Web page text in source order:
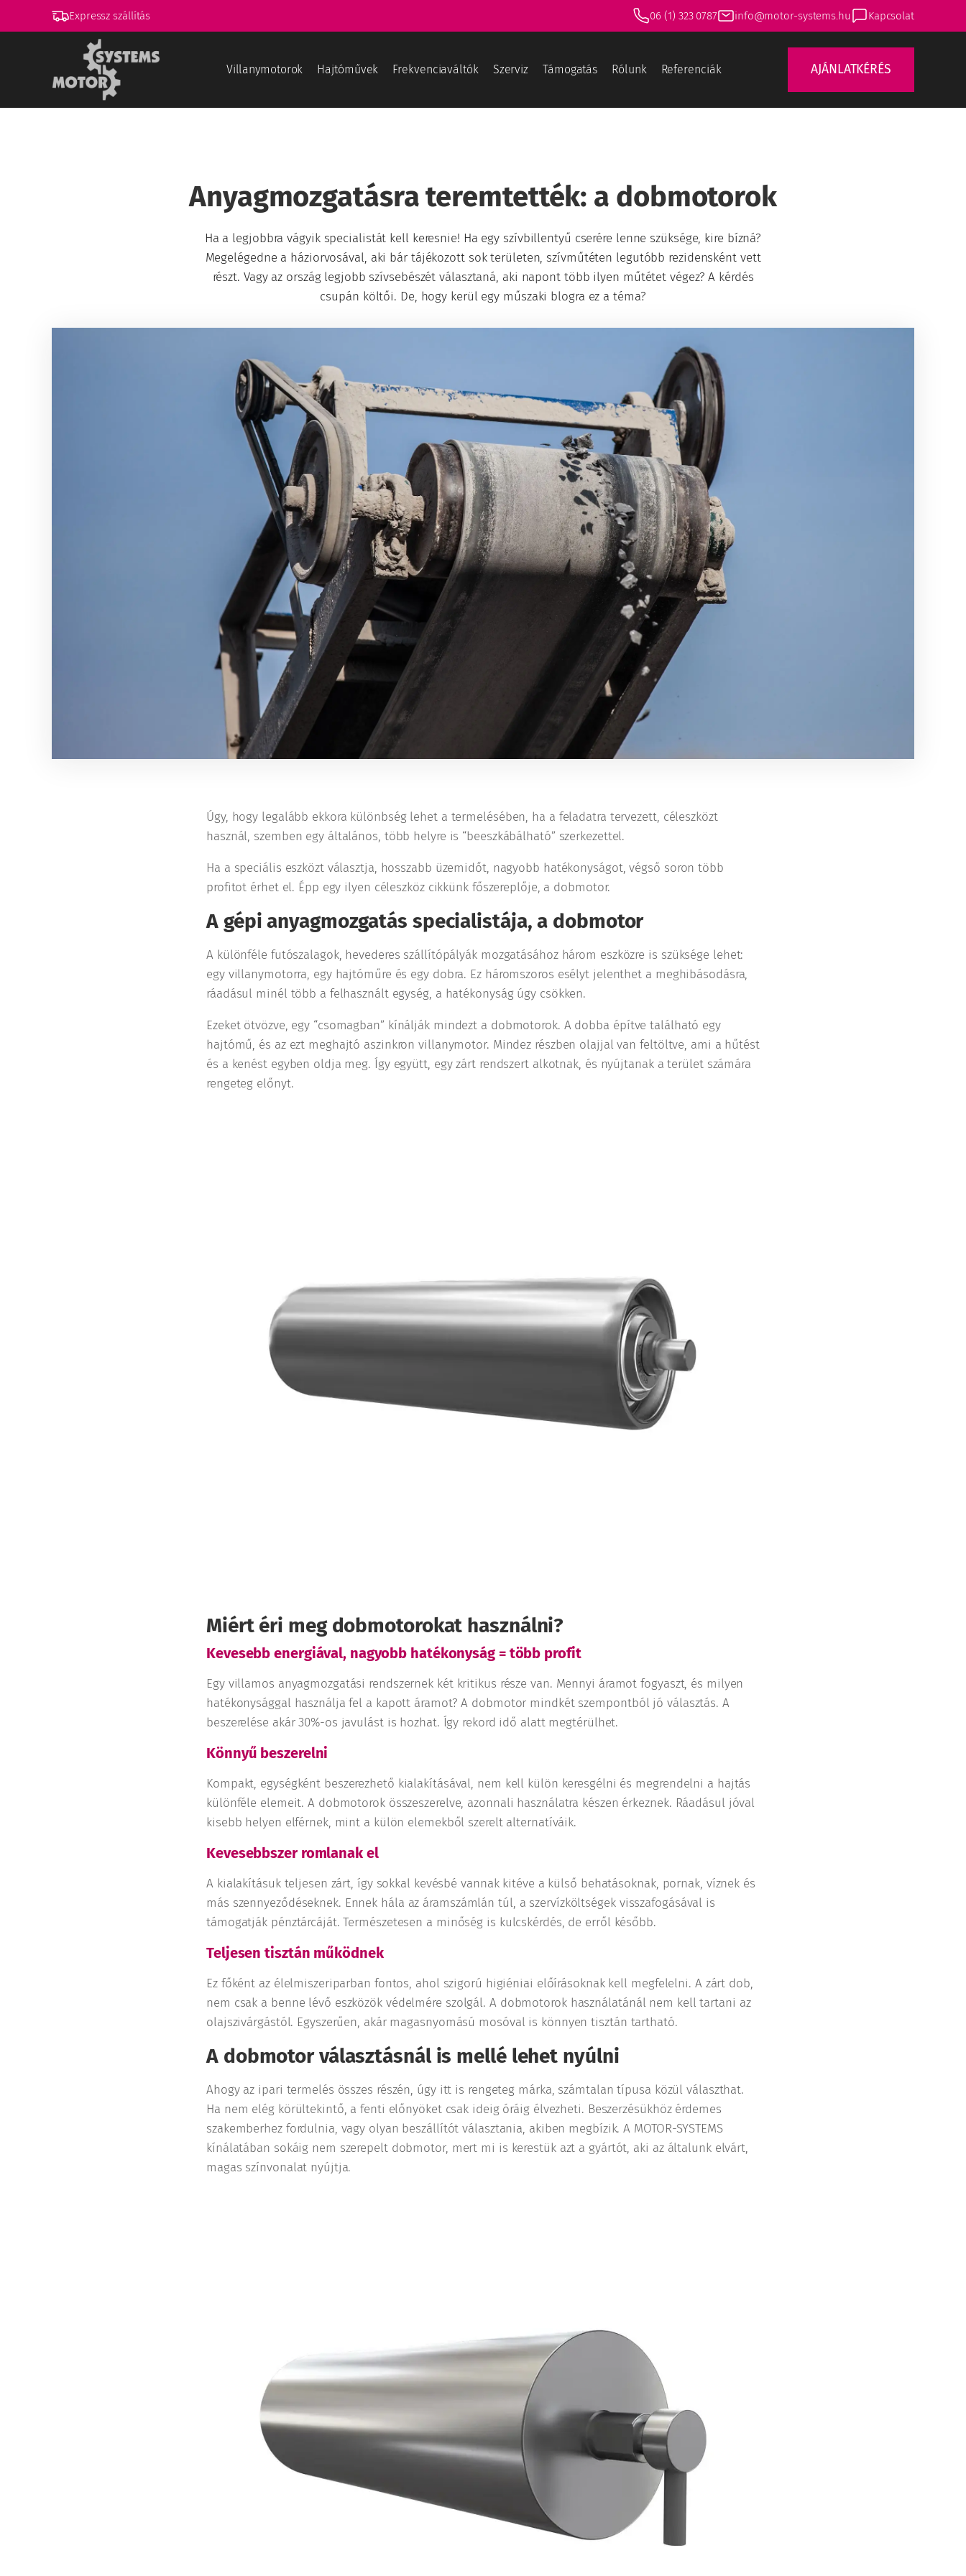
Expressz szállítás 06 (1) 323 0787 info@motor-systems.hu Kapcsolat
Villanymotorok Hajtóművek Frekvenciaváltók Szerviz Támogatás Rólunk Referenciák AJÁNLATKÉRÉS
Anyagmozgatásra teremtették: a dobmotorok
Ha a legjobbra vágyik specialistát kell keresnie! Ha egy szívbillentyű cserére lenne szüksége, kire bízná?
Megelégedne a háziorvosával, aki bár tájékozott sok területen, szívműtéten legutóbb rezidensként vett
részt. Vagy az ország legjobb szívsebészét választaná, aki napont több ilyen műtétet végez? A kérdés
csupán költői. De, hogy kerül egy műszaki blogra ez a téma?
Úgy, hogy legalább ekkora különbség lehet a termelésében, ha a feladatra tervezett, céleszközt
használ, szemben egy általános, több helyre is “beeszkábálható” szerkezettel.
Ha a speciális eszközt választja, hosszabb üzemidőt, nagyobb hatékonyságot, végső soron több
profitot érhet el. Épp egy ilyen céleszköz cikkünk főszereplője, a dobmotor.
A gépi anyagmozgatás specialistája, a dobmotor
A különféle futószalagok, hevederes szállítópályák mozgatásához három eszközre is szüksége lehet:
egy villanymotorra, egy hajtóműre és egy dobra. Ez háromszoros esélyt jelenthet a meghibásodásra,
ráadásul minél több a felhasznált egység, a hatékonyság úgy csökken.
Ezeket ötvözve, egy “csomagban” kínálják mindezt a dobmotorok. A dobba építve található egy
hajtómű, és az ezt meghajtó aszinkron villanymotor. Mindez részben olajjal van feltöltve, ami a hűtést
és a kenést egyben oldja meg. Így együtt, egy zárt rendszert alkotnak, és nyújtanak a terület számára
rengeteg előnyt.
Miért éri meg dobmotorokat használni?
Kevesebb energiával, nagyobb hatékonyság = több profit
Egy villamos anyagmozgatási rendszernek két kritikus része van. Mennyi áramot fogyaszt, és milyen
hatékonysággal használja fel a kapott áramot? A dobmotor mindkét szempontból jó választás. A
beszerelése akár 30%-os javulást is hozhat. Így rekord idő alatt megtérülhet.
Könnyű beszerelni
Kompakt, egységként beszerezhető kialakításával, nem kell külön keresgélni és megrendelni a hajtás
különféle elemeit. A dobmotorok összeszerelve, azonnali használatra készen érkeznek. Ráadásul jóval
kisebb helyen elférnek, mint a külön elemekből szerelt alternatíváik.
Kevesebbszer romlanak el
A kialakításuk teljesen zárt, így sokkal kevésbé vannak kitéve a külső behatásoknak, pornak, víznek és
más szennyeződéseknek. Ennek hála az áramszámlán túl, a szervízköltségek visszafogásával is
támogatják pénztárcáját. Természetesen a minőség is kulcskérdés, de erről később.
Teljesen tisztán működnek
Ez főként az élelmiszeriparban fontos, ahol szigorú higiéniai előírásoknak kell megfelelni. A zárt dob,
nem csak a benne lévő eszközök védelmére szolgál. A dobmotorok használatánál nem kell tartani az
olajszivárgástól. Egyszerűen, akár magasnyomású mosóval is könnyen tisztán tartható.
A dobmotor választásnál is mellé lehet nyúlni
Ahogy az ipari termelés összes részén, úgy itt is rengeteg márka, számtalan típusa közül választhat.
Ha nem elég körültekintő, a fenti előnyöket csak ideig óráig élvezheti. Beszerzésükhöz érdemes
szakemberhez fordulnia, vagy olyan beszállítót választania, akiben megbízik. A MOTOR-SYSTEMS
kínálatában sokáig nem szerepelt dobmotor, mert mi is kerestük azt a gyártót, aki az általunk elvárt,
magas színvonalat nyújtja.